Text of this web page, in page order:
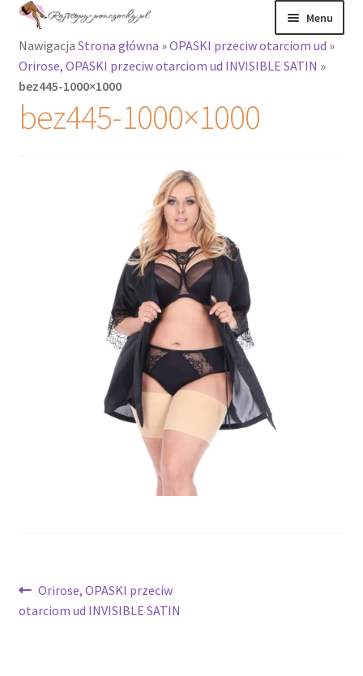
Przejdź
nawigacji
Przejdź
treści
Menu
Rajstopy
Rozwiń
menu
potomne
Rozwiń
menu
potomne
Nawigacja Strona główna »OPASKI przeciw otarciom ud »
Orirose, OPASKI przeciw otarciom ud INVISIBLE SATIN »
bez445-1000×1000
bez445-1000×1000
Nawigacja
wpisu
Poprzedni
wpis:
Orirose, OPASKI przeciw
otarciom ud INVISIBLE SATIN